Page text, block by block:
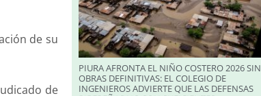
de su
de
PIURA AFRONTA EL NIÑO COSTERO 2026 SIN
OBRAS DEFINITIVAS: EL COLEGIO DE
INGENIEROS ADVIERTE QUE LAS DEFENSAS